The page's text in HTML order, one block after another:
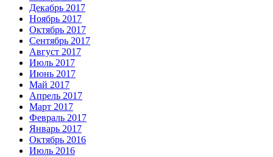
Декабрь 2017
Ноябрь 2017
Октябрь 2017
Сентябрь 2017
Август 2017
Июль 2017
Июнь 2017
Май 2017
Апрель 2017
Март 2017
Февраль 2017
Январь 2017
Октябрь 2016
Июль 2016